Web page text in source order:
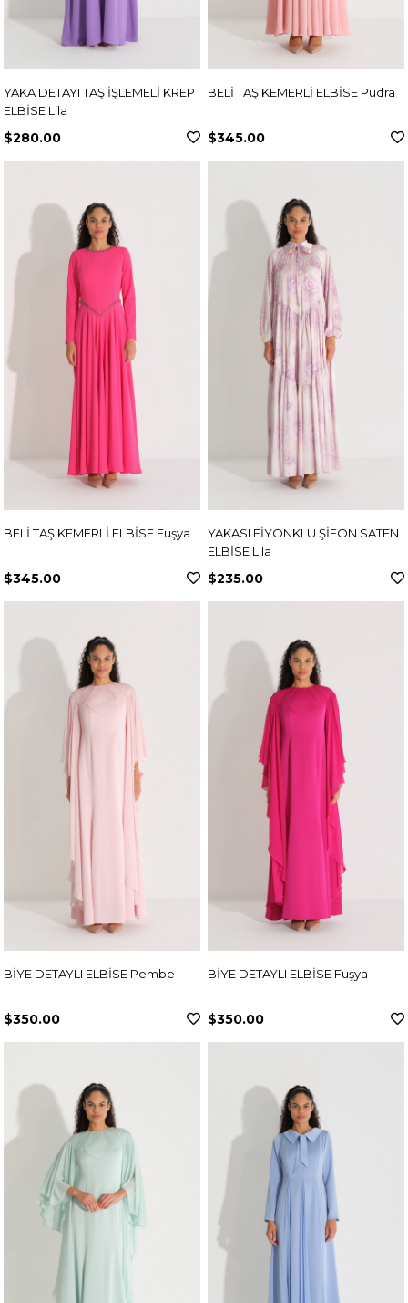
YAKA DETAYI TAŞ İŞLEMELİ KREP
ELBİSE Lila
$280.00
BELİ TAŞ KEMERLİ ELBİSE Pudra
$345.00
BELİ TAŞ KEMERLİ ELBİSE Fuşya
$345.00
YAKASI FİYONKLU ŞİFON SATEN
ELBİSE Lila
$235.00
BİYE DETAYLI ELBİSE Pembe
$350.00
BİYE DETAYLI ELBİSE Fuşya
$350.00